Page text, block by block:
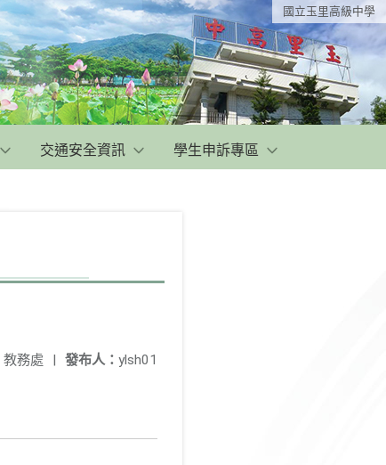
國立玉里高級中學
交通安全資訊 學生申訴專區
發布人： ylsh01
教務處 |